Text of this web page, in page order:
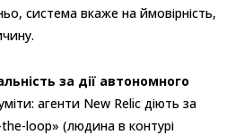
система вкаже на ймовірність,
за дії автономного
агенти New Relic діють за
loop» (людина в контурі